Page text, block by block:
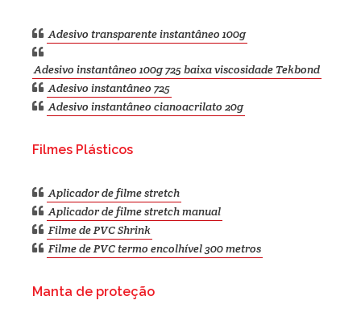
Adesivo transparente instantâneo 100g
Adesivo instantâneo 100g 725 baixa viscosidade Tekbond
Adesivo instantâneo 725
Adesivo instantâneo cianoacrilato 20g
Filmes Plásticos
Aplicador de filme stretch
Aplicador de filme stretch manual
Filme de PVC Shrink
Filme de PVC termo encolhível 300 metros
Manta de proteção